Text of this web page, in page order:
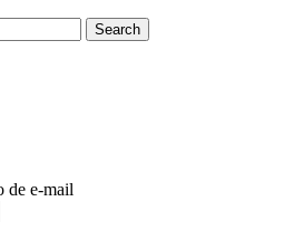
Search
de e-mail